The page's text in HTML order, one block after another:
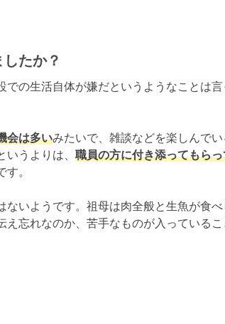
たか？
での生活自体が嫌だというようなことは
会は多いみたいで、雑談などを楽しんで
うよりは、 職員の方に付き添ってもら
。
いようです。祖母は肉全般と生魚が食
忘れなのか、苦手なものが入っている